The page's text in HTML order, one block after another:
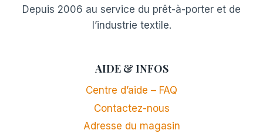
Depuis 2006 au service du prêt-à-porter et de
l’industrie textile.
AIDE & INFOS
Centre d’aide – FAQ
Contactez-nous
Adresse du magasin